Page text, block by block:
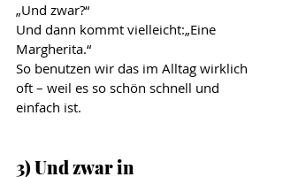
„Und zwar?“
Und dann kommt vielleicht:„Eine
Margherita.“
So benutzen wir das im Alltag wirklich
oft – weil es so schön schnell und
einfach ist.
3) Und zwar in